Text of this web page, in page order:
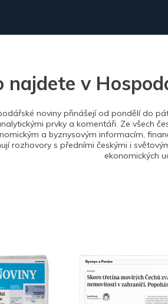
najdete v
noviny přinášejí od pondělí do
prvky a komentáři. Ze všech
a byznysovým informacím,
rozhovory s předními českými i
ekonomických